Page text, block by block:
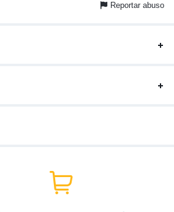
Reportar abuso